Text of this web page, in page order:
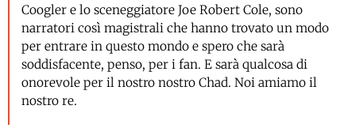
Coogler e lo sceneggiatore Joe Robert Cole, sono
narratori così magistrali che hanno trovato un modo
per entrare in questo mondo e spero che sarà
soddisfacente, penso, per i fan. E sarà qualcosa di
onorevole per il nostro nostro Chad. Noi amiamo il
nostro re.